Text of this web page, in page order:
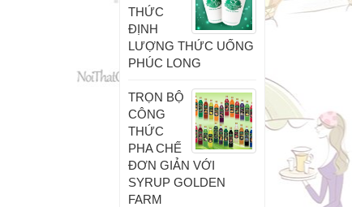
THỨC
ĐỊNH
LƯỢNG THỨC UỐNG
PHÚC LONG
TRỌN BỘ
CÔNG
THỨC
PHA CHẾ
ĐƠN GIẢN VỚI
SYRUP GOLDEN
FARM